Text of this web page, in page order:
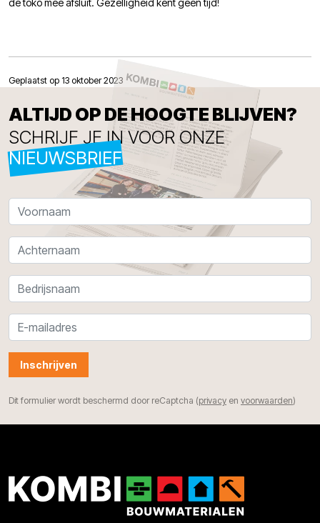
de toko mee afsluit. Gezelligheid kent geen tijd!
Geplaatst op 13 oktober 2023
ALTIJD OP DE HOOGTE BLIJVEN?
SCHRIJF JE IN VOOR ONZE
NIEUWSBRIEF
Inschrijven
Dit formulier wordt beschermd door reCaptcha (privacy en voorwaarden)